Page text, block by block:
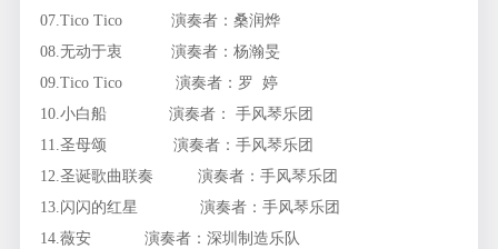
07.Tico Tico 演奏者：桑润烨
08.无动于衷 演奏者：杨瀚旻
09.Tico Tico 演奏者：罗 婷
10.小白船 演奏者： 手风琴乐团
11.圣母颂 演奏者：手风琴乐团
12.圣诞歌曲联奏 演奏者：手风琴乐团
13.闪闪的红星 演奏者：手风琴乐团
14.薇安 演奏者：深圳制造乐队